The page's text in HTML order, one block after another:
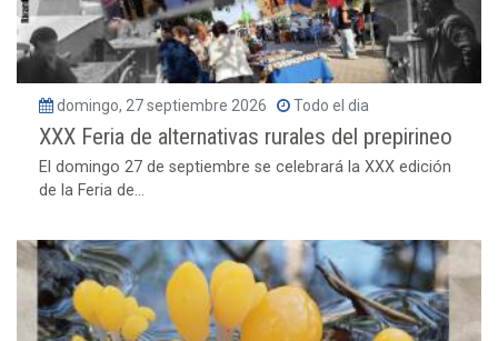
domingo, 27 septiembre 2026 Todo el dia
XXX Feria de alternativas rurales del prepirineo
El domingo 27 de septiembre se celebrará la XXX edición
de la Feria de...